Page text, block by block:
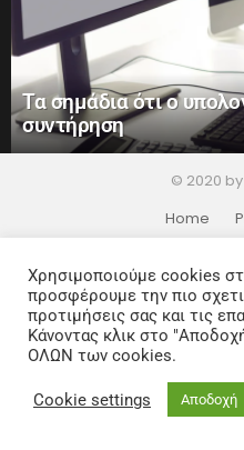
Τα σημάδια ότι ο
συντήρηση
© 2020
Home
Χρησιμοποιούμε cookies
προσφέρουμε την πιο
προτιμήσεις σας και τις
Κάνοντας κλικ στο
ΟΛΩΝ των cookies.
Cookie settings Αποδοχή